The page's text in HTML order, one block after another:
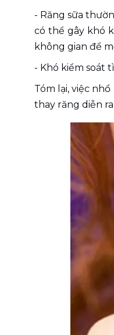
- Răng sữa
có thể gây khó
không gian để
- Khó kiểm soát
Tóm lại, việc
thay răng diễn